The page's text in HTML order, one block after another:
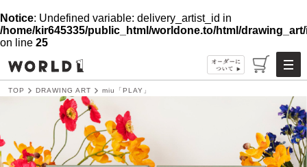
Notice: Undefined variable: delivery_artist_id in
/home/kir645335/public_html/worldone.to/html/
on line 25
TOP DRAWING ART miu「PLAY」